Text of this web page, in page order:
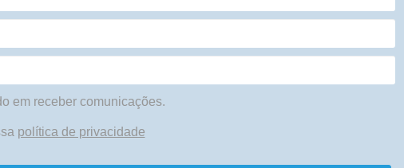
em receber comunicações.
política de privacidade